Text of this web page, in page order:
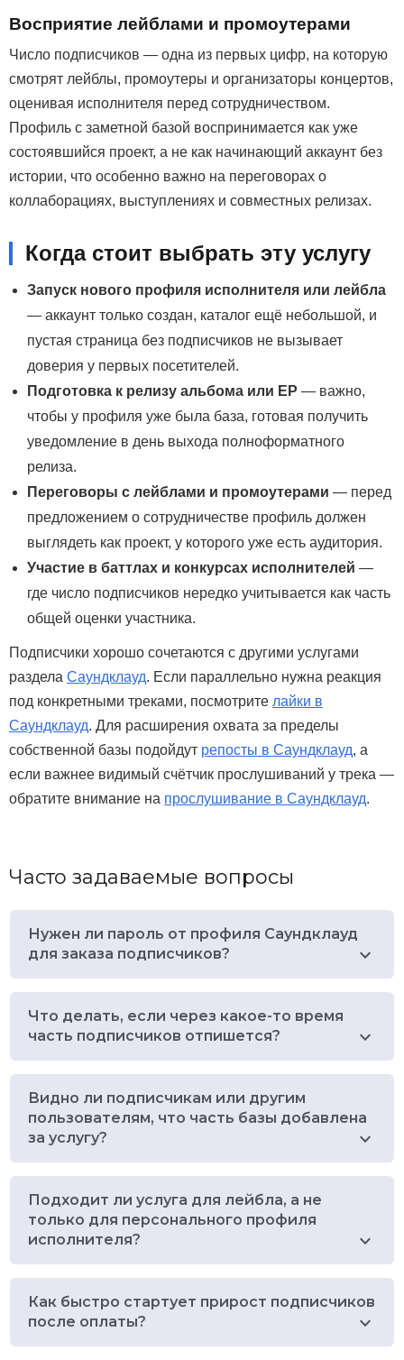
Восприятие лейблами и промоутерами
Число подписчиков — одна из первых цифр, на которую
смотрят лейблы, промоутеры и организаторы концертов,
оценивая исполнителя перед сотрудничеством.
Профиль с заметной базой воспринимается как уже
состоявшийся проект, а не как начинающий аккаунт без
истории, что особенно важно на переговорах о
коллаборациях, выступлениях и совместных релизах.
Когда стоит выбрать эту услугу
Запуск нового профиля исполнителя или лейбла
— аккаунт только создан, каталог ещё небольшой, и
пустая страница без подписчиков не вызывает
доверия у первых посетителей.
Подготовка к релизу альбома или EP — важно,
чтобы у профиля уже была база, готовая получить
уведомление в день выхода полноформатного
релиза.
Переговоры с лейблами и промоутерами — перед
предложением о сотрудничестве профиль должен
выглядеть как проект, у которого уже есть аудитория.
Участие в баттлах и конкурсах исполнителей —
где число подписчиков нередко учитывается как часть
общей оценки участника.
Подписчики хорошо сочетаются с другими услугами
раздела Саундклауд. Если параллельно нужна реакция
под конкретными треками, посмотрите лайки в
Саундклауд. Для расширения охвата за пределы
собственной базы подойдут репосты в Саундклауд, а
если важнее видимый счётчик прослушиваний у трека —
обратите внимание на прослушивание в Саундклауд.
Часто задаваемые вопросы
Нужен ли пароль от профиля Саундклауд
для заказа подписчиков?
Что делать, если через какое-то время
часть подписчиков отпишется?
Видно ли подписчикам или другим
пользователям, что часть базы добавлена
за услугу?
Подходит ли услуга для лейбла, а не
только для персонального профиля
исполнителя?
Как быстро стартует прирост подписчиков
после оплаты?